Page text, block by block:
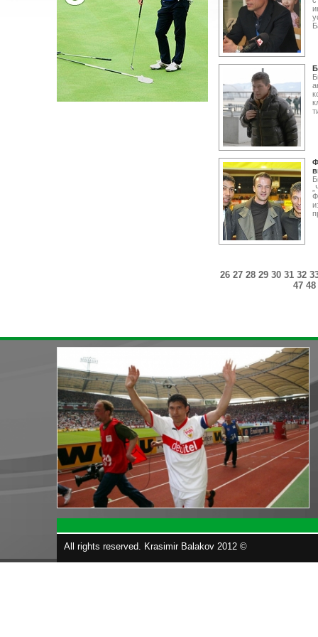
26 27 28 29 30 31 32
47 48
All rights reserved. Krasimir Balakov 2012 ©